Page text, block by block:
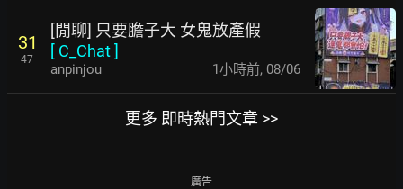
31
47
[閒聊] 只要膽子大 女鬼放產假
[ C_Chat]
anpinjou 1小時前, 08/06
更多 即時熱門文章 >>
廣告